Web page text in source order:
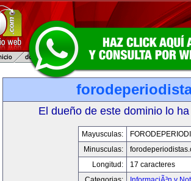
El dueño de este dominio lo
Mayusculas:
Minusculas:
Longitud:
17 caracteres